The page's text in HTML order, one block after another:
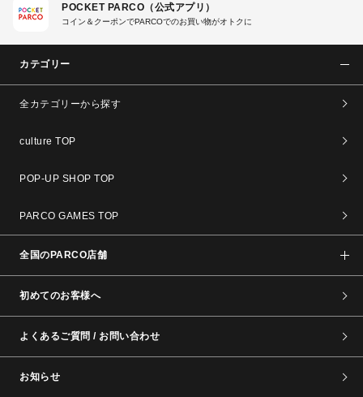
POCKET PARCO（公式アプリ）
コイン＆クーポンでPARCOでのお買い物がオトクに
カテゴリー
全カテゴリーから探す
culture TOP
POP-UP SHOP TOP
PARCO GAMES TOP
全国のPARCO店舗
初めてのお客様へ
よくあるご質問 / お問い合わせ
お知らせ